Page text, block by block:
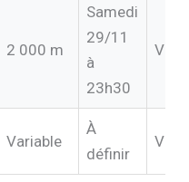
2 000 m
Samedi
29/11
à
23h30
Variable
À
définir